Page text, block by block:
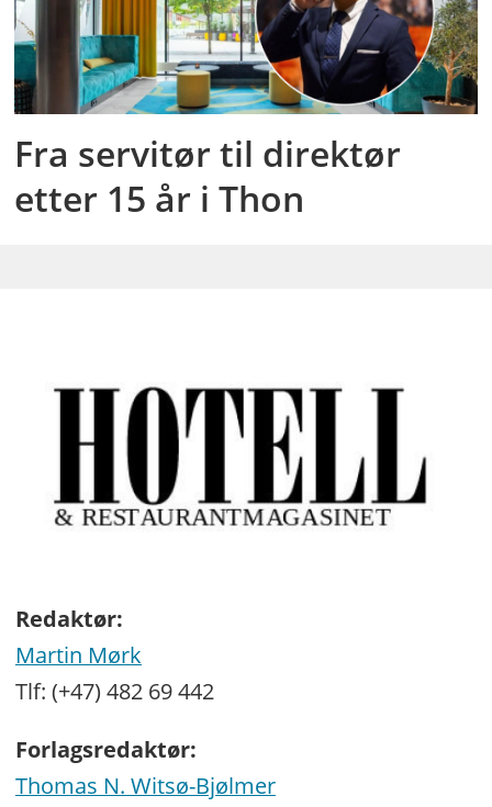
Fra servitør til direktør
etter 15 år i Thon
Redaktør:
Martin Mørk
Tlf: (+47) 482 69 442
Forlagsredaktør:
Thomas N. Witsø-Bjølmer